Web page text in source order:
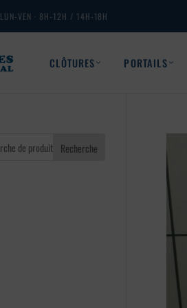
LUN-VEN · 8H-12H / 14H-18H
CLÔTURES PORTAILS
Recherche